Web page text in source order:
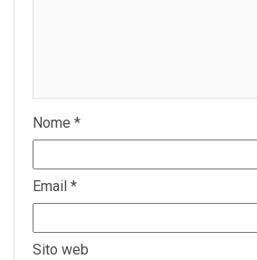
Nome *
Email *
Sito web